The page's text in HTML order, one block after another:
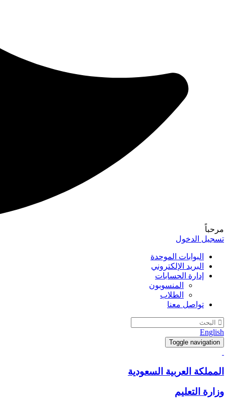
مرحباً
تسجيل الدخول
البوابات الموحدة
البريد الإلكتروني
إدارة الحسابات
المنسوبون
الطلاب
تواصل معنا
English
Toggle navigation
المملكة العربية السعودية
وزارة التعليم